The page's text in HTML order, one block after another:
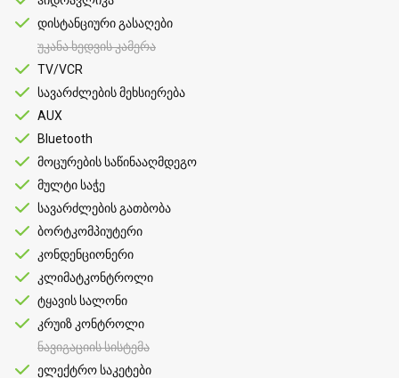
დისტანციური გასაღები
უკანა ხედვის კამერა
TV/VCR
სავარძლების მეხსიერება
AUX
Bluetooth
მოცურების საწინააღმდეგო
მულტი საჭე
სავარძლების გათბობა
ბორტკომპიუტერი
კონდენციონერი
კლიმატკონტროლი
ტყავის სალონი
კრუიზ კონტროლი
ნავიგაციის სისტემა
ელექტრო საკეტები